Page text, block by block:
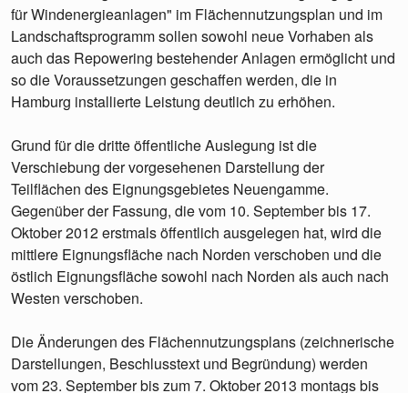
für Windenergieanlagen" im Flächennutzungsplan und im
Landschaftsprogramm sollen sowohl neue Vorhaben als
auch das Repowering bestehender Anlagen ermöglicht und
so die Voraussetzungen geschaffen werden, die in
Hamburg installierte Leistung deutlich zu erhöhen.
Grund für die dritte öffentliche Auslegung ist die
Verschiebung der vorgesehenen Darstellung der
Teilflächen des Eignungsgebietes Neuengamme.
Gegenüber der Fassung, die vom 10. September bis 17.
Oktober 2012 erstmals öffentlich ausgelegen hat, wird die
mittlere Eignungsfläche nach Norden verschoben und die
östlich Eignungsfläche sowohl nach Norden als auch nach
Westen verschoben.
Die Änderungen des Flächennutzungsplans (zeichnerische
Darstellungen, Beschlusstext und Begründung) werden
vom 23. September bis zum 7. Oktober 2013 montags bis